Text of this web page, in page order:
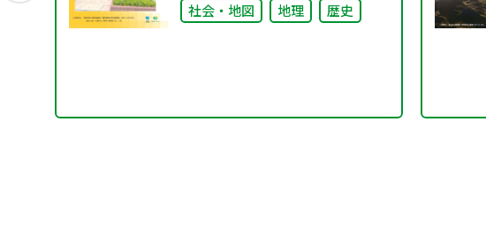
社会・地図
地理 歴史